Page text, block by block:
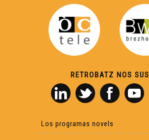
Libre 50 : Coleras e retrachs
Libre 51 : Antonio o la resisténcia
Libre 52 : Chaucidas dins los blats
RETROBATZ NOS SUS
Los programas novels